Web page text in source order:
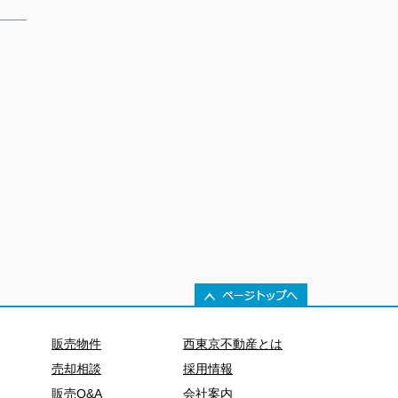
販売物件
売却相談
販売Q&A
西東京不動産とは
採用情報
会社案内